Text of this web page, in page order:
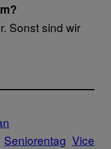
Sonst sind wir
Seniorentag Vice